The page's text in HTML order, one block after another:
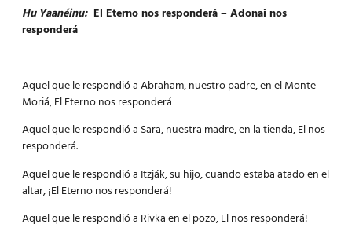
Hu Yaanéinu:El Eterno nos responderá – Adonai nos
responderá
Aquel que le respondió a Abraham, nuestro padre, en el Monte
Moriá, El Eterno nos responderá
Aquel que le respondió a Sara, nuestra madre, en la tienda, El nos
responderá.
Aquel que le respondió a Itzják, su hijo, cuando estaba atado en el
altar, ¡El Eterno nos responderá!
Aquel que le respondió a Rivka en el pozo, El nos responderá!